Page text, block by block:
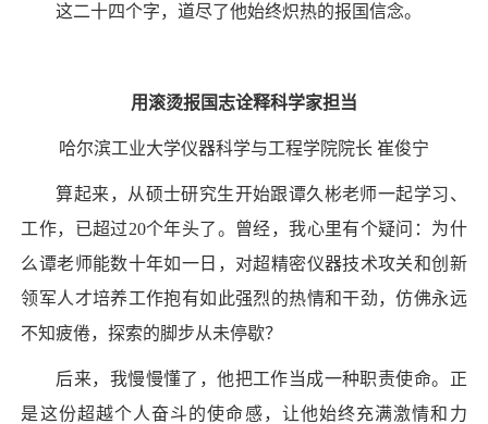
这二十四个字，道尽了他始终炽热的报国信念。
用滚烫报国志诠释科学家担当
哈尔滨工业大学仪器科学与工程学院院长 崔俊宁
算起来，从硕士研究生开始跟谭久彬老师一起学习、
工作，已超过20个年头了。曾经，我心里有个疑问：为什
么谭老师能数十年如一日，对超精密仪器技术攻关和创新
领军人才培养工作抱有如此强烈的热情和干劲，仿佛永远
不知疲倦，探索的脚步从未停歇？
后来，我慢慢懂了，他把工作当成一种职责使命。正
是这份超越个人奋斗的使命感，让他始终充满激情和力